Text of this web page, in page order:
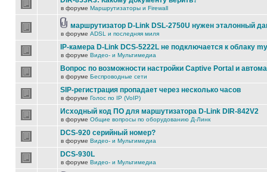
в форуме Маршрутизаторы и Firewall
маршрутизатор D-Link DSL-2750U нужен эталонный
в форуме ADSL и последняя миля
IP-камера D-Link DCS-5222L не подключается к облаку
в форуме Видео- и Мультимедиа
Вопрос по возможности настройки Captive Portal и
в форуме Беспроводные сети
SIP-регистрация пропадает через несколько часов
в форуме Голос по IP (VoIP)
Исходный код ПО для маршутизатора D-Link DIR-842V2
в форуме Общие вопросы по оборудованию Д-Линк
DCS-920 серийный номер?
в форуме Видео- и Мультимедиа
DCS-930L
в форуме Видео- и Мультимедиа